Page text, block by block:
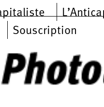
Souscription